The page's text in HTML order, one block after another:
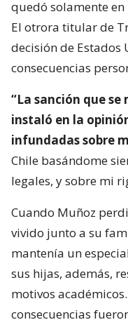
quedó solamente
El otrora titular de
decisión de
consecuencias
“La sanción que
instaló en la
infundadas sobre
Chile basándome
legales, y sobre mi
Cuando Muñoz
vivido junto a su
mantenía un
sus hijas, además,
motivos
consecuencias